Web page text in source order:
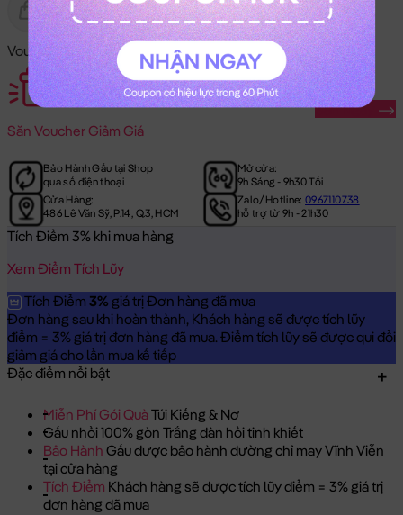
Gửi Tặng Hết Hàng
Voucher Mã Khuyến Mãi:
Săn Voucher Giảm Giá
Săn Ngay
Bảo Hành Gấu tại Shop
qua số điện thoại
Mở cửa:
9h Sáng - 9h30 Tối
Cửa Hàng:
486 Lê Văn Sỹ, P.14, Q.3, HCM
Zalo/Hotline:0967110738
hỗ trợ từ 9h - 21h30
Tích Điểm 3% khi mua hàng
Xem Điểm Tích Lũy
Tích Điểm 3% giá trị Đơn hàng đã mua
Đơn hàng sau khi hoàn thành, Khách hàng sẽ được tích lũy
điểm = 3% giá trị đơn hàng đã mua. Điểm tích lũy sẽ được qui đổi
giảm giá cho lần mua kế tiếp
Đặc điểm nổi bật
Miễn Phí Gói QuàTúi Kiếng & Nơ
Gấu nhồi 100% gòn Trắng đàn hồi tinh khiết
Bảo Hành Gấu được bảo hành đường chỉ may Vĩnh Viễn
tại cửa hàng
Tích Điểm Khách hàng sẽ được tích lũy điểm = 3% giá trị
đơn hàng đã mua